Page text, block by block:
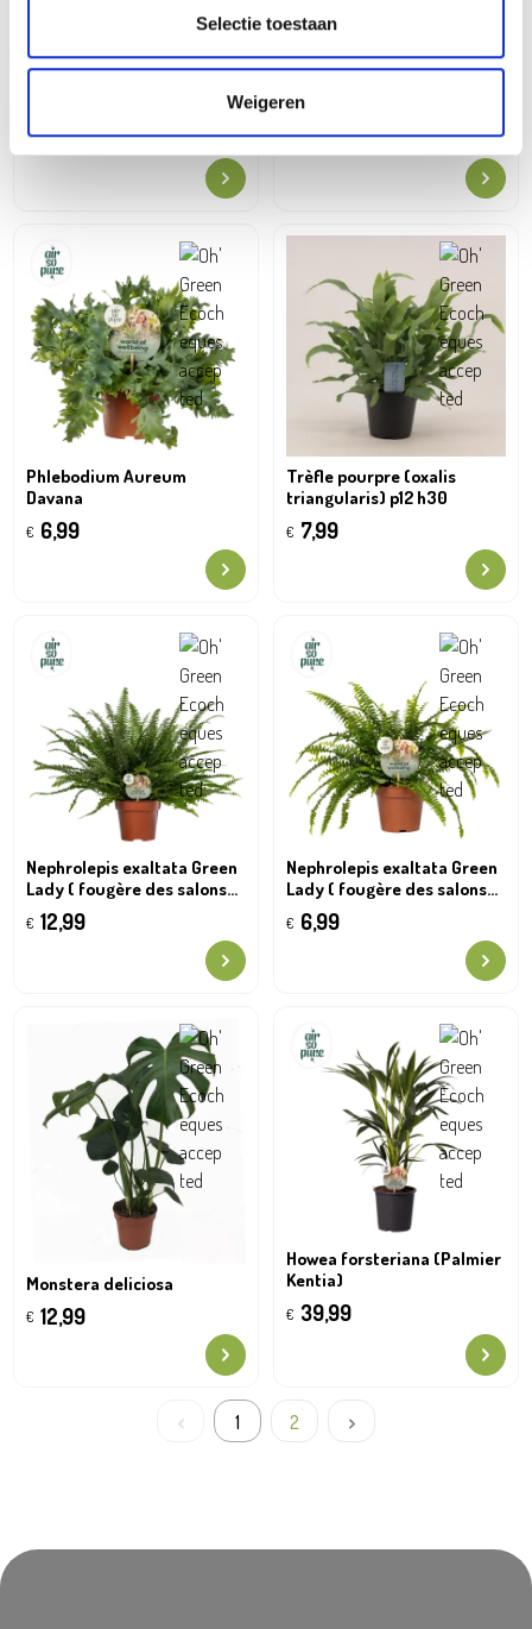
Selectie toestaan
Weigeren
€4,99
5,99
Phlebodium Aureum
Davana
€ 6,99
Trèfle pourpre (oxalis
triangularis) p12 h30
€ 7,99
Nephrolepis exaltata Green
Lady ( fougère des salons
victoriens )
€ 12,99
Nephrolepis exaltata Green
Lady ( fougère des salons
victoriens )
€ 6,99
Monstera deliciosa
€ 12,99
Howea forsteriana (Palmier
Kentia)
€ 39,99
1 2